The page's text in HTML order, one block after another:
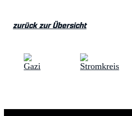
zurück zur Übersicht